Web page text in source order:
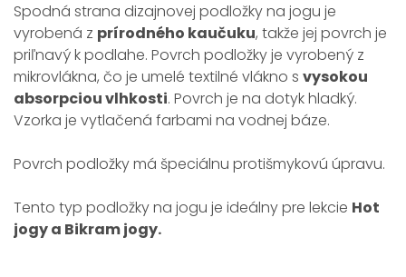
Spodná strana dizajnovej podložky na jogu je
vyrobená z prírodného kaučuku, takže jej povrch je
priľnavý k podlahe. Povrch podložky je vyrobený z
mikrovlákna, čo je umelé textilné vlákno s vysokou
absorpciou vlhkosti. Povrch je na dotyk hladký.
Vzorka je vytlačená farbami na vodnej báze.
Povrch podložky má špeciálnu protišmykovú úpravu.
Tento typ podložky na jogu je ideálny pre lekcie Hot
jogy a Bikram jogy.